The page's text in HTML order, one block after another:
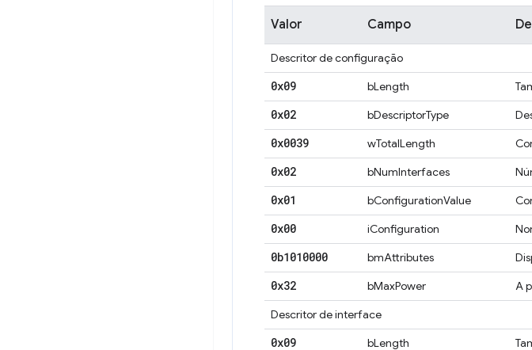
Valor Campo
Descritor de configuração
0x09 bLength
0x02 bDescriptorType
0x0039 wTotalLength
0x02 bNumInterfaces
0x01 bConfigurationValue
0x00 iConfiguration
0b1010000 bmAttributes
0x32 bMaxPower
A
Descritor de interface
0x09 bLength